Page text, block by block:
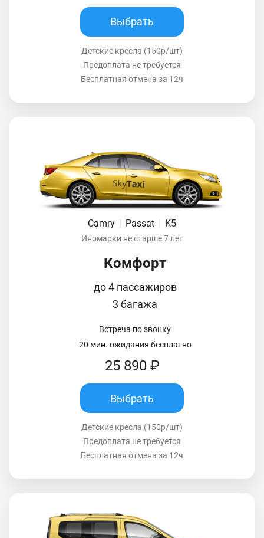
Выбрать
Детские кресла (150р/шт)
Предоплата не требуется
Бесплатная отмена за 12ч
Camry Passat K5
Иномарки не старше 7 лет
Комфорт
до 4 пассажиров
3 багажа
Встреча по звонку
20 мин. ожидания бесплатно
25 890 ₽
Выбрать
Детские кресла (150р/шт)
Предоплата не требуется
Бесплатная отмена за 12ч